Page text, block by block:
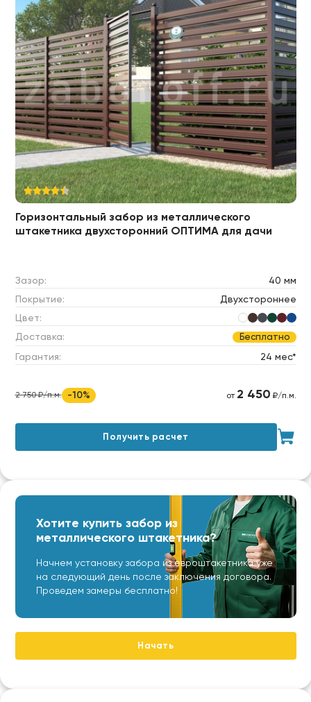
Горизонтальный забор из металлического
штакетника двухсторонний ОПТИМА для дачи
Зазор:
40 мм
Покрытие:
Двухстороннее
Цвет:
Доставка:
Бесплатно
Гарантия: 24 мес*
2 750 ₽/п.м. -10% от 2 450 ₽/п.м.
Получить расчет
Хотите купить забор из
металлического штакетника?
Начнем установку забора из евроштакетника уже
на следующий день после заключения договора.
Проведем замеры бесплатно!
Начать